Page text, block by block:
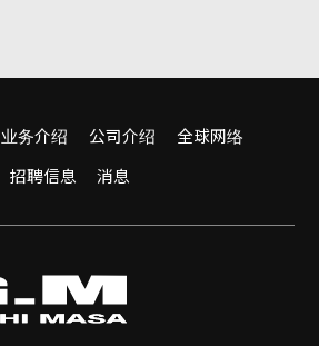
业务介绍 公司介绍
全球网络
招聘信息
消息